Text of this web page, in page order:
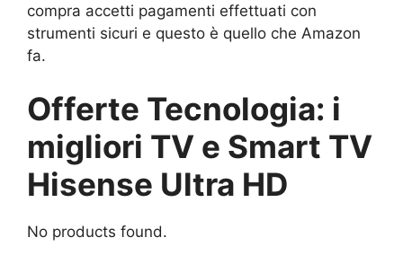
compra accetti pagamenti effettuati con
strumenti sicuri e questo è quello che Amazon
fa.
Offerte Tecnologia: i
migliori TV e Smart TV
Hisense Ultra HD
No products found.